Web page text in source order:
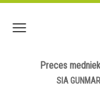
Preces
SIA